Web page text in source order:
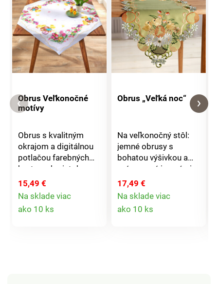
Obrus Veľkonočné
motívy
Obrus ​​s kvalitným
okrajom a digitálnou
potlačou farebných
kvetov a kuriatok -
nádherný! Možno prať
na 30 °C. Digitálna
tlač. Kvalitná tkanina.
Jednoduchá údržba.
15,49 €
Na sklade viac
ako 10 ks
Obrus „Veľká noc“
Na veľkonočný stôl:
jemné obrusy s
bohatou výšivkou a
orámované jemnými
kvetmi a
veľkonočnými
vajíčkami - krásne a
štýlové.
17,49 €
Na sklade viac
ako 10 ks